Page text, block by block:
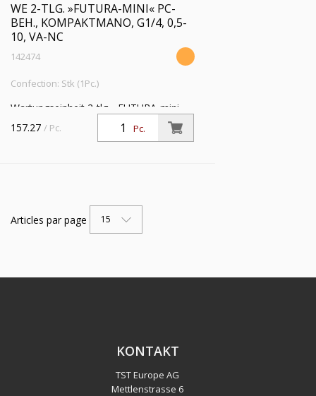
WE 2-TLG. »FUTURA-MINI« PC-
BEH., KOMPAKTMANO, G1/4, 0,5-
10, VA-NC
142474
Confection: Stk (1Pc.)
Wartungseinheit 2-tlg. »FUTURA-mini«
PC-Behälter, Kompaktmano, BG 0, G
1/4, PE 1,5-12 bar, Regelbereich 0,5-10
Pc.
157.27 / Pc.
Articles par page 15
KONTAKT
TST Europe AG
Mettlenstrasse 6